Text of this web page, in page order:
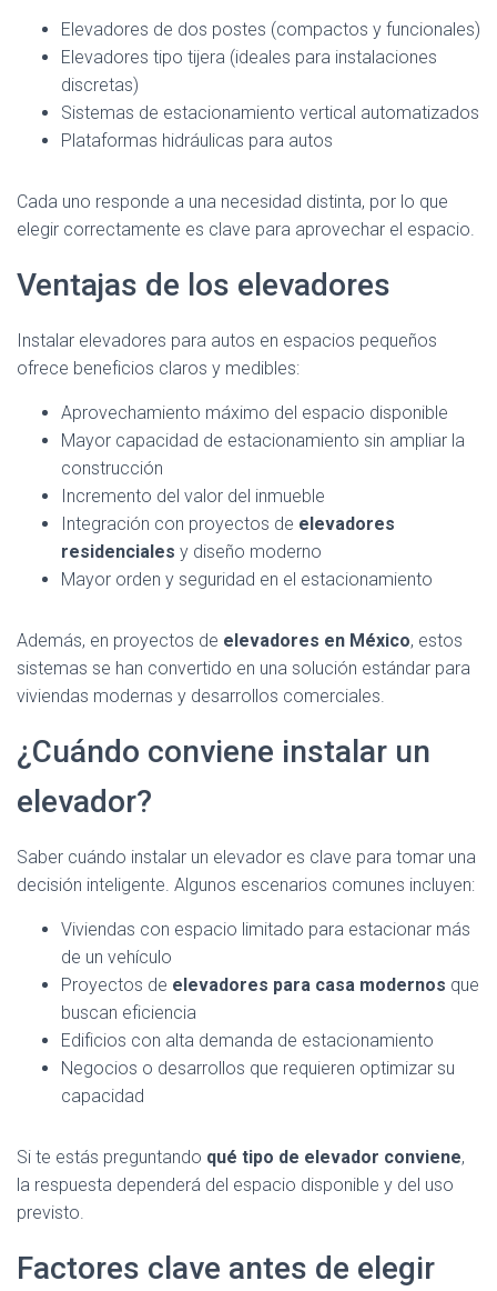
Elevadores de dos postes (compactos y funcionales)
Elevadores tipo tijera (ideales para instalaciones
discretas)
Sistemas de estacionamiento vertical automatizados
Plataformas hidráulicas para autos
Cada uno responde a una necesidad distinta, por lo que
elegir correctamente es clave para aprovechar el espacio.
Ventajas de los elevadores
Instalar elevadores para autos en espacios pequeños
ofrece beneficios claros y medibles:
Aprovechamiento máximo del espacio disponible
Mayor capacidad de estacionamiento sin ampliar la
construcción
Incremento del valor del inmueble
Integración con proyectos de elevadores
residenciales y diseño moderno
Mayor orden y seguridad en el estacionamiento
Además, en proyectos de elevadores en México, estos
sistemas se han convertido en una solución estándar para
viviendas modernas y desarrollos comerciales.
¿Cuándo conviene instalar un
elevador?
Saber cuándo instalar un elevador es clave para tomar una
decisión inteligente. Algunos escenarios comunes incluyen:
Viviendas con espacio limitado para estacionar más
de un vehículo
Proyectos de elevadores para casa modernos que
buscan eficiencia
Edificios con alta demanda de estacionamiento
Negocios o desarrollos que requieren optimizar su
capacidad
Si te estás preguntando qué tipo de elevador conviene,
la respuesta dependerá del espacio disponible y del uso
previsto.
Factores clave antes de elegir